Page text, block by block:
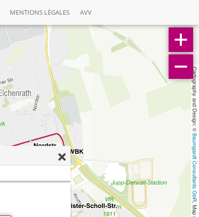
MENTIONS LÉGALES AVV
Cartography and Design: ©
Baumgardt Consultants GbR